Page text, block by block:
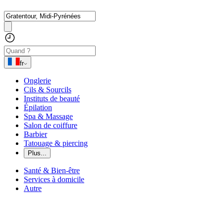
fr
Onglerie
Cils & Sourcils
Instituts de beauté
Épilation
Spa & Massage
Salon de coiffure
Barbier
Tatouage & piercing
Plus...
Santé & Bien-être
Services à domicile
Autre